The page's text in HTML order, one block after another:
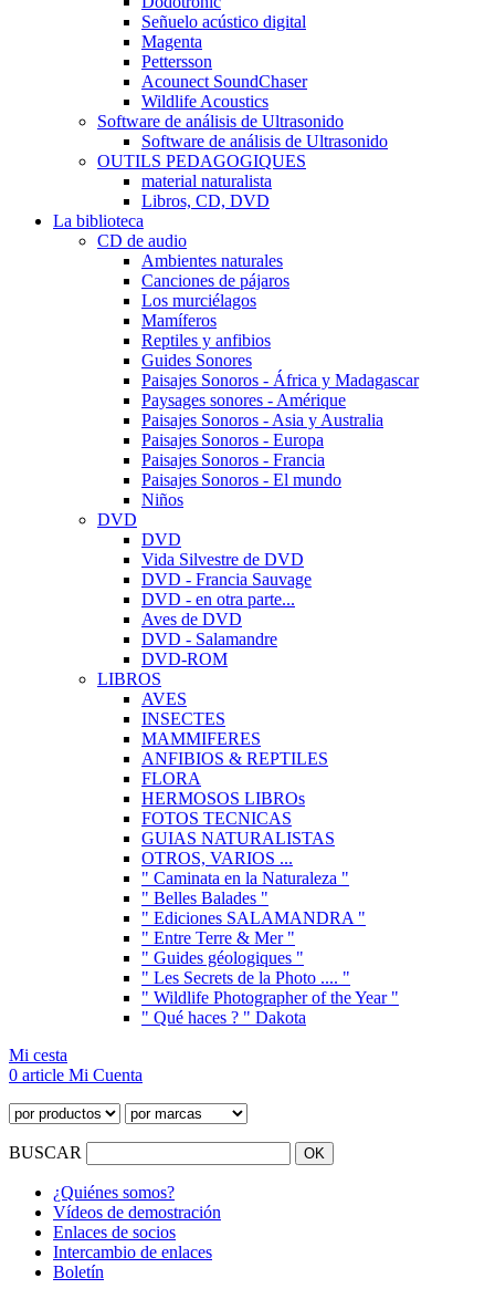
Señuelo acústico digital
Magenta
Pettersson
Acounect SoundChaser
Wildlife Acoustics
Software de análisis de Ultrasonido
Software de análisis de Ultrasonido
OUTILS PEDAGOGIQUES
material naturalista
Libros, CD, DVD
La biblioteca
CD de audio
Ambientes naturales
Canciones de pájaros
Los murciélagos
Mamíferos
Reptiles y anfibios
Guides Sonores
Paisajes Sonoros - África y Madagascar
Paysages sonores - Amérique
Paisajes Sonoros - Asia y Australia
Paisajes Sonoros - Europa
Paisajes Sonoros - Francia
Paisajes Sonoros - El mundo
Niños
DVD
DVD
Vida Silvestre de DVD
DVD - Francia Sauvage
DVD - en otra parte...
Aves de DVD
DVD - Salamandre
DVD-ROM
LIBROS
AVES
INSECTES
MAMMIFERES
ANFIBIOS & REPTILES
FLORA
HERMOSOS LIBROs
FOTOS TECNICAS
GUIAS NATURALISTAS
OTROS, VARIOS ...
" Caminata en la Naturaleza "
" Belles Balades "
" Ediciones SALAMANDRA "
" Entre Terre & Mer "
" Guides géologiques "
" Les Secrets de la Photo .... "
" Wildlife Photographer of the Year "
" Qué haces ? " Dakota
Mi cesta
0 article Mi Cuenta
BUSCAR
¿Quiénes somos?
Vídeos de demostración
Enlaces de socios
Intercambio de enlaces
Boletín